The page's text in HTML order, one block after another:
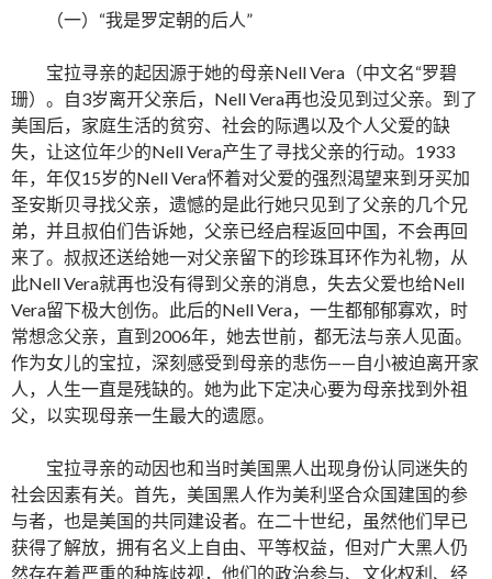
（一）“我是罗定朝的后人”
宝拉寻亲的起因源于她的母亲Nell Vera（中文名“罗碧
珊）。自3岁离开父亲后，Nell Vera再也没见到过父亲。到了
美国后，家庭生活的贫穷、社会的际遇以及个人父爱的缺
失，让这位年少的Nell Vera产生了寻找父亲的行动。1933
年，年仅15岁的Nell Vera怀着对父爱的强烈渴望来到牙买加
圣安斯贝寻找父亲，遗憾的是此行她只见到了父亲的几个兄
弟，并且叔伯们告诉她，父亲已经启程返回中国，不会再回
来了。叔叔还送给她一对父亲留下的珍珠耳环作为礼物，从
此Nell Vera就再也没有得到父亲的消息，失去父爱也给Nell
Vera留下极大创伤。此后的Nell Vera，一生都郁郁寡欢，时
常想念父亲，直到2006年，她去世前，都无法与亲人见面。
作为女儿的宝拉，深刻感受到母亲的悲伤——自小被迫离开家
人，人生一直是残缺的。她为此下定决心要为母亲找到外祖
父，以实现母亲一生最大的遗愿。
宝拉寻亲的动因也和当时美国黑人出现身份认同迷失的
社会因素有关。首先，美国黑人作为美利坚合众国建国的参
与者，也是美国的共同建设者。在二十世纪，虽然他们早已
获得了解放，拥有名义上自由、平等权益，但对广大黑人仍
然存在着严重的种族歧视，他们的政治参与、文化权利、经